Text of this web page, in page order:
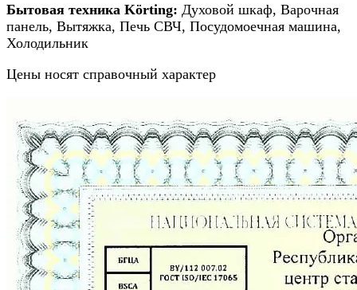
Бытовая техника Körting: Духовой шкаф, Варочная
панель, Вытяжка, Печь СВЧ, Посудомоечная машина,
Холодильник
Цены носят справочный характер